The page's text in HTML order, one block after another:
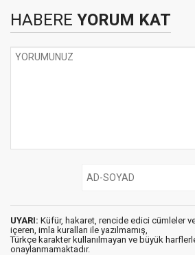
HABERE YORUM KAT
UYARI: Küfür, hakaret, rencide edici cümleler
içeren, imla kuralları ile yazılmamış,
Türkçe karakter kullanılmayan ve büyük
onaylanmamaktadır.